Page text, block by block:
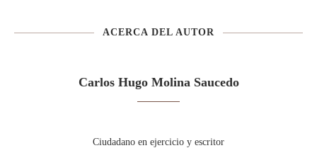
ACERCA DEL AUTOR
Carlos Hugo Molina Saucedo
Ciudadano en ejercicio y escritor